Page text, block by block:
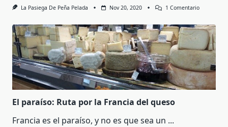
La Pasiega De Peña Pelada Nov 20, 2020 1 ComentarioEn
Mejor
Feria
De
Queso
Artesano
El paraíso: Ruta por la Francia del queso
Francia es el paraíso, y no es que sea un ...